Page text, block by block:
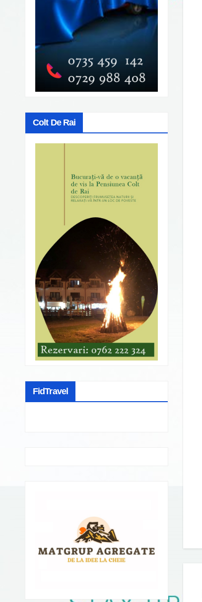
Colt De Rai
FidTravel